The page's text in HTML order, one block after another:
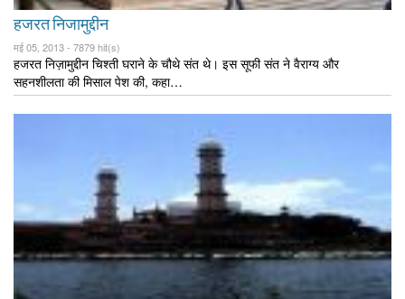
हजरत निजामुद्दीन
मई 05, 2013 - 7879 hit(s)
हजरत निज़ामुद्दीन चिश्ती घराने के चौथे संत थे। इस सूफी संत ने वैराग्य और
सहनशीलता की मिसाल पेश की, कहा…